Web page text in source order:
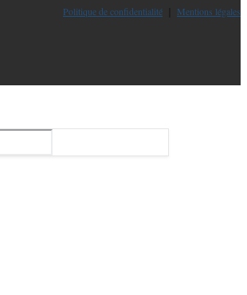
Politique de confidentialité Mentions légales